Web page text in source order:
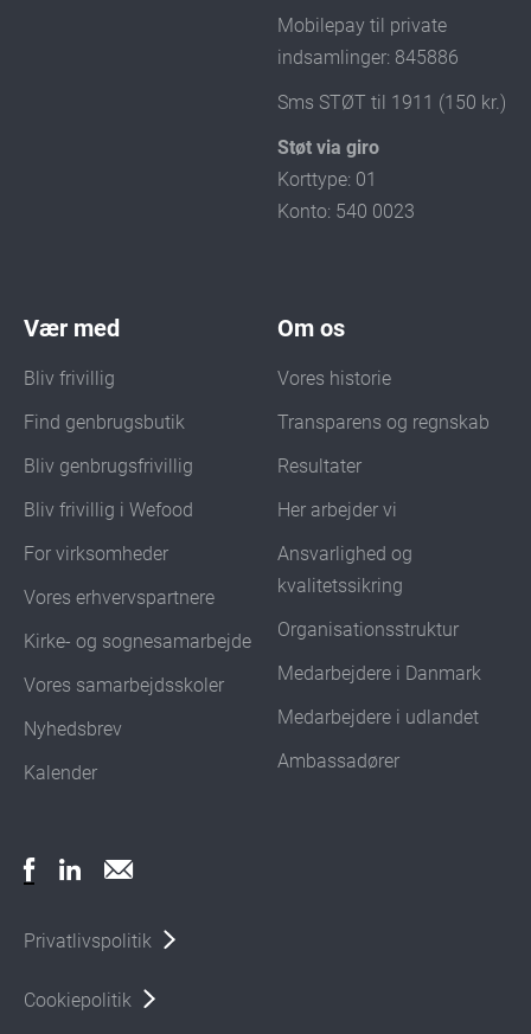
Mobilepay til private
indsamlinger: 845886
Sms STØT til 1911 (150 kr.)
Støt via giro
Korttype: 01
Konto: 540 0023
Vær med
Bliv frivillig
Find genbrugsbutik
Bliv genbrugsfrivillig
Bliv frivillig i Wefood
For virksomheder
Vores erhvervspartnere
Kirke- og sognesamarbejde
Vores samarbejdsskoler
Nyhedsbrev
Kalender
Om os
Vores historie
Transparens og regnskab
Resultater
Her arbejder vi
Ansvarlighed og
kvalitetssikring
Organisationsstruktur
Medarbejdere i Danmark
Medarbejdere i udlandet
Ambassadører
Privatlivspolitik
Cookiepolitik